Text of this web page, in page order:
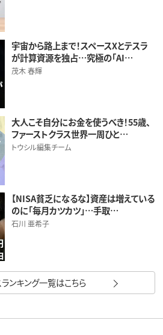
宇宙から路上まで！スペースXとテスラ
が計算資源を独占…究極の「AI…
茂木 春輝
大人こそ自分にお金を使うべき！55歳、
ファーストクラス世界一周ひと…
トウシル編集チーム
【NISA貧乏になるな】資産は増えている
のに「毎月カツカツ」…手取…
石川 亜希子
ンキング一覧はこちら